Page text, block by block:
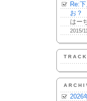
Re:
お？
はー
2015/
2026